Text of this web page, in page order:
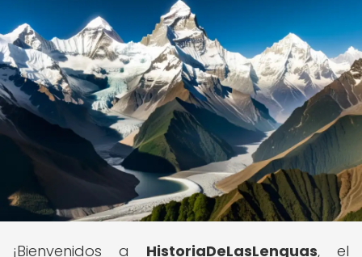
¡Bienvenidos a HistoriaDeLasLenguas, el